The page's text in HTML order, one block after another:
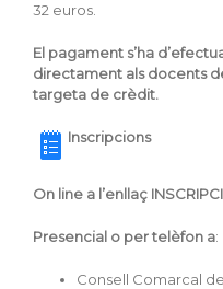
32 euros.
El pagament s’ha
directament als docents
targeta de crèdit.
Inscripcions
On line a l’enllaç
Presencial o per telèfon a:
Consell Comarcal